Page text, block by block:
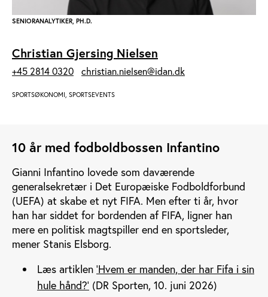
SENIORANALYTIKER, PH.D.
Christian Gjersing Nielsen
+45 2814 0320 christian.nielsen@idan.dk
SPORTSØKONOMI, SPORTSEVENTS
10 år med fodboldbossen Infantino
Gianni Infantino lovede som daværende
generalsekretær i Det Europæiske Fodboldforbund
(UEFA) at skabe et nyt FIFA. Men efter ti år, hvor
han har siddet for bordenden af FIFA, ligner han
mere en politisk magtspiller end en sportsleder,
mener Stanis Elsborg.
Læs artiklen 'Hvem er manden, der har Fifa i sin
hule hånd?' (DR Sporten, 10. juni 2026)